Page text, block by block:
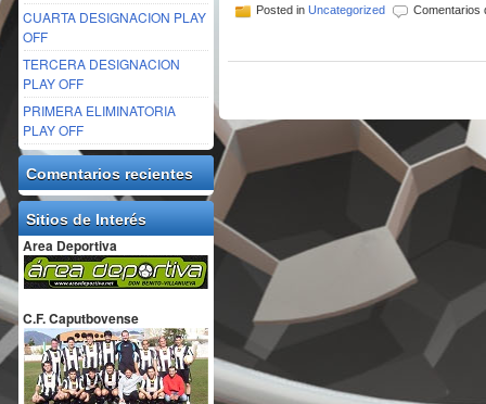
CUARTA DESIGNACION PLAY
OFF
TERCERA DESIGNACION
PLAY OFF
PRIMERA ELIMINATORIA
PLAY OFF
Comentarios recientes
Sitios de Interés
Area Deportiva
C.F. Caputbovense
Posted inUncategorized Comentarios